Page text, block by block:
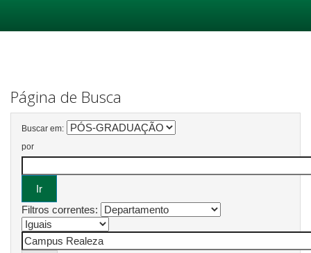
Página de Busca
Buscar em:
por
Filtros correntes: